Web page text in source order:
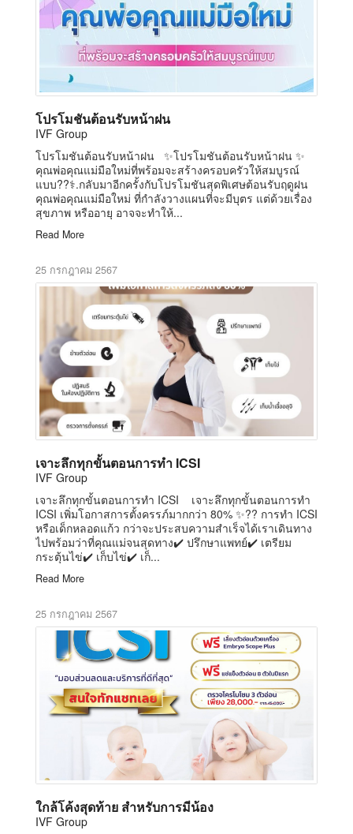
โปรโมชันต้อนรับหน้าฝน
IVF Group
โปรโมชันต้อนรับหน้าฝน ✨โปรโมชันต้อนรับหน้าฝน ✨
คุณพ่อคุณแม่มือใหม่ที่พร้อมจะสร้างครอบครัวให้สมบูรณ์
แบบ??‍⚕️.กลับมาอีกครั้งกับโปรโมชันสุดพิเศษต้อนรับฤดูฝน
คุณพ่อคุณแม่มือใหม่ ที่กำลังวางแผนที่จะมีบุตร แต่ด้วยเรื่อง
สุขภาพ หรืออายุ อาจจะทำให้...
Read More
25 กรกฎาคม 2567
เจาะลึกทุกขั้นตอนการทำ ICSI
IVF Group
เจาะลึกทุกขั้นตอนการทำ ICSI เจาะลึกทุกขั้นตอนการทำ
ICSI เพิ่มโอกาสการตั้งครรภ์มากกว่า 80% ✨?? การทำ ICSI
หรือเด็กหลอดแก้ว กว่าจะประสบความสำเร็จได้เราเดินทาง
ไปพร้อมว่าที่คุณแม่จนสุดทาง✔️ ปรึกษาแพทย์✔️ เตรียม
กระตุ้นไข่✔️ เก็บไข่✔️ เก็...
Read More
25 กรกฎาคม 2567
ใกล้โค้งสุดท้าย สำหรับการมีน้อง
IVF Group